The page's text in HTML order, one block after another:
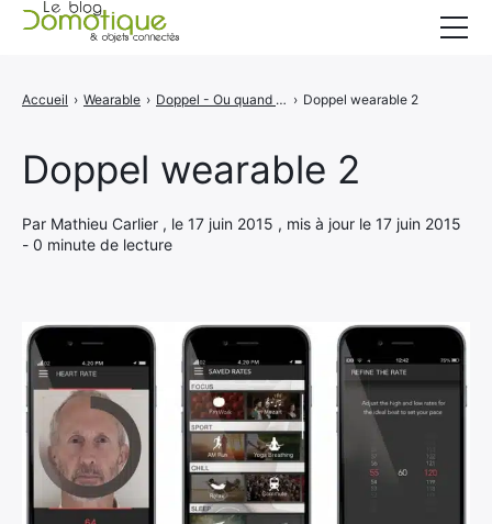
Doppel wearable 2
Par Mathieu Carlier , le 17 juin 2015 , mis à jour le 17 juin 2015
- 0 minute de lecture
Accueil › Wearable › Doppel - Ou quand un wearable vous aide à vous détendre › Doppel wearable 2
A propos
CONTACT